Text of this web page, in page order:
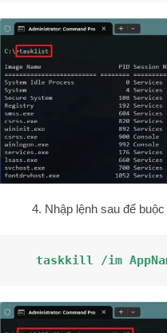
4. Nhập lệnh sau để
taskkill /im